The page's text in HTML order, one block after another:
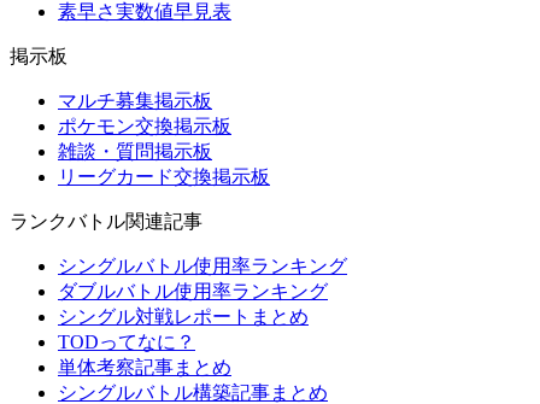
素早さ実数値早見表
掲示板
マルチ募集掲示板
ポケモン交換掲示板
雑談・質問掲示板
リーグカード交換掲示板
ランクバトル関連記事
シングルバトル使用率ランキング
ダブルバトル使用率ランキング
シングル対戦レポートまとめ
TODってなに？
単体考察記事まとめ
シングルバトル構築記事まとめ